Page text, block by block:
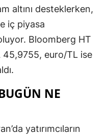
altını desteklerken,
iç piyasa
Bloomberg HT
45,9755, euro/TL ise
NE
yatırımcıların